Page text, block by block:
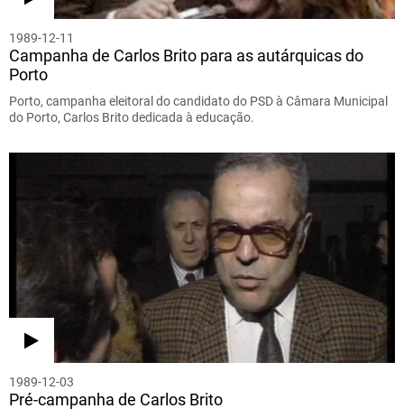
1989-12-11
Campanha de Carlos Brito para as autárquicas do
Porto
Porto, campanha eleitoral do candidato do PSD à Câmara Municipal
do Porto, Carlos Brito dedicada à educação.
1989-12-03
Pré-campanha de Carlos Brito